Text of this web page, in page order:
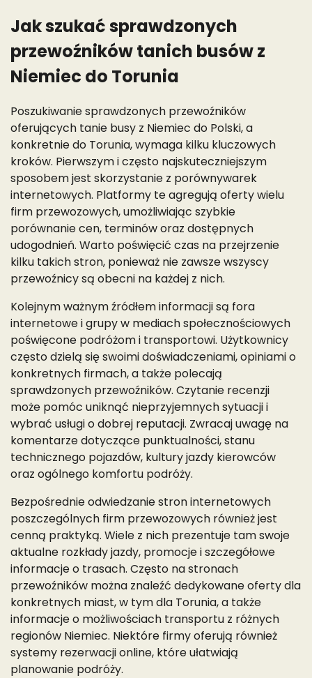
Jak szukać sprawdzonych
przewoźników tanich busów z
Niemiec do Torunia
Poszukiwanie sprawdzonych przewoźników
oferujących tanie busy z Niemiec do Polski, a
konkretnie do Torunia, wymaga kilku kluczowych
kroków. Pierwszym i często najskuteczniejszym
sposobem jest skorzystanie z porównywarek
internetowych. Platformy te agregują oferty wielu
firm przewozowych, umożliwiając szybkie
porównanie cen, terminów oraz dostępnych
udogodnień. Warto poświęcić czas na przejrzenie
kilku takich stron, ponieważ nie zawsze wszyscy
przewoźnicy są obecni na każdej z nich.
Kolejnym ważnym źródłem informacji są fora
internetowe i grupy w mediach społecznościowych
poświęcone podróżom i transportowi. Użytkownicy
często dzielą się swoimi doświadczeniami, opiniami o
konkretnych firmach, a także polecają
sprawdzonych przewoźników. Czytanie recenzji
może pomóc uniknąć nieprzyjemnych sytuacji i
wybrać usługi o dobrej reputacji. Zwracaj uwagę na
komentarze dotyczące punktualności, stanu
technicznego pojazdów, kultury jazdy kierowców
oraz ogólnego komfortu podróży.
Bezpośrednie odwiedzanie stron internetowych
poszczególnych firm przewozowych również jest
cenną praktyką. Wiele z nich prezentuje tam swoje
aktualne rozkłady jazdy, promocje i szczegółowe
informacje o trasach. Często na stronach
przewoźników można znaleźć dedykowane oferty dla
konkretnych miast, w tym dla Torunia, a także
informacje o możliwościach transportu z różnych
regionów Niemiec. Niektóre firmy oferują również
systemy rezerwacji online, które ułatwiają
planowanie podróży.